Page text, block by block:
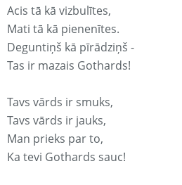
Acis tā kā vizbulītes,
Mati tā kā pienenītes.
Deguntiņš kā pīrādziņš -
Tas ir mazais Gothards!
Tavs vārds ir smuks,
Tavs vārds ir jauks,
Man prieks par to,
Ka tevi Gothards sauc!